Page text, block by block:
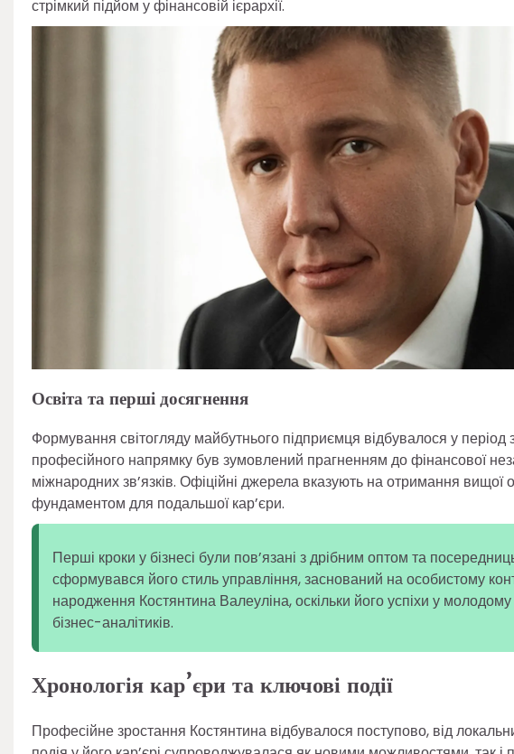
стрімкий підйом у фінансовій ієрархії.
Освіта та перші досягнення
Формування світогляду майбутнього підприємця відбувалося у
професійного напрямку був зумовлений прагненням до фінансової
міжнародних зв’язків. Офіційні джерела вказують на отримання
фундаментом для подальшої кар’єри.
Перші кроки у бізнесі були пов’язані з дрібним оптом та
сформувався його стиль управління, заснований на особистому
народження Костянтина Валеуліна, оскільки його успіхи у
бізнес-аналітиків.
Хронологія кар’єри та ключові події
Професійне зростання Костянтина відбувалося поступово, від